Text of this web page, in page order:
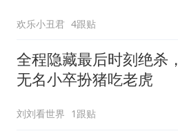
欢乐小丑君 4跟贴
全程隐藏最后时刻绝杀，
无名小卒扮猪吃老虎
刘刘看世界 1跟贴